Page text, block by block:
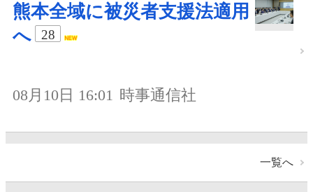
熊本全域に被災者支援法適用
へ
28
08月10日 16:01 時事通信社
一覧へ